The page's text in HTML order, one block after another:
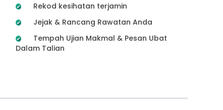
Rekod kesihatan terjamin
Jejak & Rancang Rawatan Anda
Tempah Ujian Makmal & Pesan Ubat
Dalam Talian